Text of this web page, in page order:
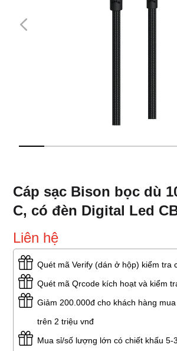
Cáp sạc Bison bọc dù
C, có đèn Digital Led
Liên hệ
Quét mã Verify (dán ở hộp) kiểm tra
Quét mã Qrcode kích hoạt và kiểm
Giảm 200.000đ cho khách hàng
trên 2 triệu vnđ
Mua sỉ/số lượng lớn có chiết khấu 5-